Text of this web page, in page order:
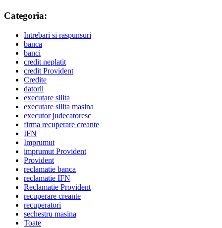
Categoria:
Intrebari si raspunsuri
banca
banci
credit neplatit
credit Provident
Credite
datorii
executare silita
executare silita masina
executor judecatoresc
firma recuperare creante
IFN
Imprumut
imprumut Provident
Provident
reclamatie banca
reclamatie IFN
Reclamatie Provident
recuperare creante
recuperatori
sechestru masina
Toate